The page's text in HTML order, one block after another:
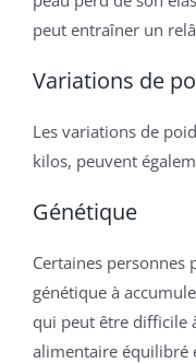
peut entraîner un
Variations de
Les variations de
kilos, peuvent
Génétique
Certaines
génétique à
qui peut être difficile
alimentaire équilibré